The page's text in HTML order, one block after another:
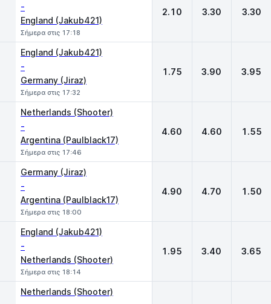
-
England (Jakub421)
Σήμερα στις 17:18
2.10 3.30 3.30
England (Jakub421)
-
Germany (Jiraz)
Σήμερα στις 17:32
1.75 3.90 3.95
Netherlands (Shooter)
-
Argentina (Paulblack17)
Σήμερα στις 17:46
4.60 4.60 1.55
Germany (Jiraz)
-
Argentina (Paulblack17)
Σήμερα στις 18:00
4.90 4.70 1.50
England (Jakub421)
-
Netherlands (Shooter)
Σήμερα στις 18:14
1.95 3.40 3.65
Netherlands (Shooter)